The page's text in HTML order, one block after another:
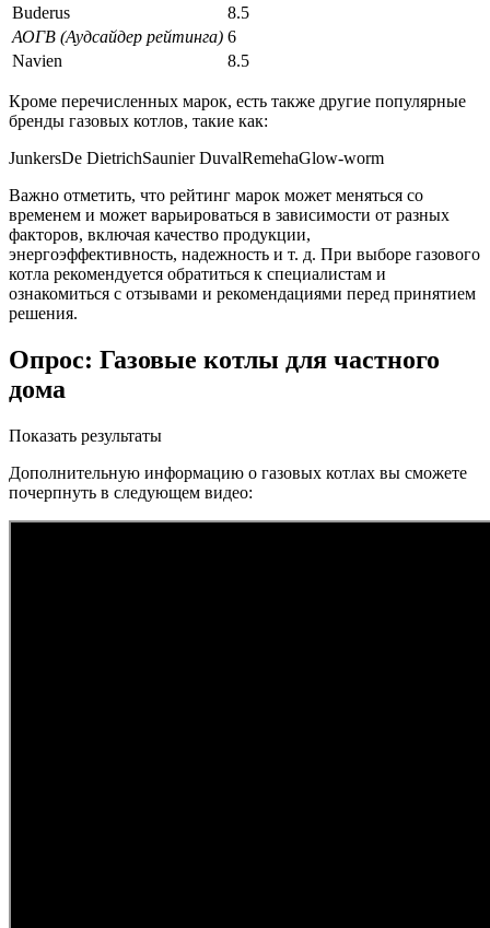
Buderus
8.5
АОГВ (Аудсайдер рейтинга) 6
Navien
8.5
Кроме перечисленных марок, есть также другие популярные
бренды газовых котлов, такие как:
JunkersDe DietrichSaunier DuvalRemehaGlow-worm
Важно отметить, что рейтинг марок может меняться со
временем и может варьироваться в зависимости от разных
факторов, включая качество продукции,
энергоэффективность, надежность и т. д. При выборе газового
котла рекомендуется обратиться к специалистам и
ознакомиться с отзывами и рекомендациями перед принятием
решения.
Опрос: Газовые котлы для частного
дома
Показать результаты
Дополнительную информацию о газовых котлах вы сможете
почерпнуть в следующем видео: